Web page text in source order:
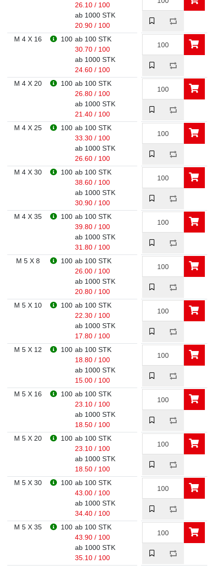
26.10 / 100
ab 1000 STK
20.90 / 100
M 4 X 16
100 ab 100 STK
30.70 / 100
ab 1000 STK
24.60 / 100
M 4 X 20
100 ab 100 STK
26.80 / 100
ab 1000 STK
21.40 / 100
M 4 X 25
100 ab 100 STK
33.30 / 100
ab 1000 STK
26.60 / 100
M 4 X 30
100 ab 100 STK
38.60 / 100
ab 1000 STK
30.90 / 100
M 4 X 35
100 ab 100 STK
39.80 / 100
ab 1000 STK
31.80 / 100
M 5 X 8
100 ab 100 STK
26.00 / 100
ab 1000 STK
20.80 / 100
M 5 X 10
100 ab 100 STK
22.30 / 100
ab 1000 STK
17.80 / 100
M 5 X 12
100 ab 100 STK
18.80 / 100
ab 1000 STK
15.00 / 100
M 5 X 16
100 ab 100 STK
23.10 / 100
ab 1000 STK
18.50 / 100
M 5 X 20
100 ab 100 STK
23.10 / 100
ab 1000 STK
18.50 / 100
M 5 X 30
100 ab 100 STK
43.00 / 100
ab 1000 STK
34.40 / 100
M 5 X 35
100 ab 100 STK
43.90 / 100
ab 1000 STK
35.10 / 100